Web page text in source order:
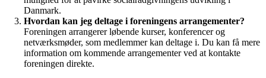
Danmark.
Hvordan kan jeg deltage i foreningens arrangementer?
Foreningen arrangerer løbende kurser, konferencer og
netværksmøder, som medlemmer kan deltage i. Du kan få mere
information om kommende arrangementer ved at kontakte
foreningen direkte.